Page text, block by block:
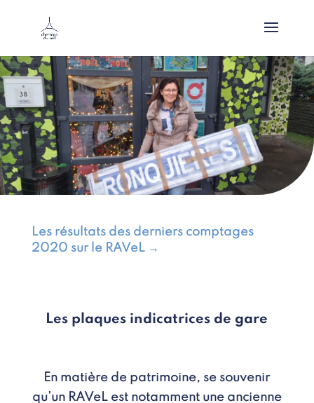
Les résultats des derniers comptages
2020 sur le RAVeL→
Les plaques indicatrices de gare
En matière de patrimoine, se souvenir
qu’un RAVeL est notamment une ancienne